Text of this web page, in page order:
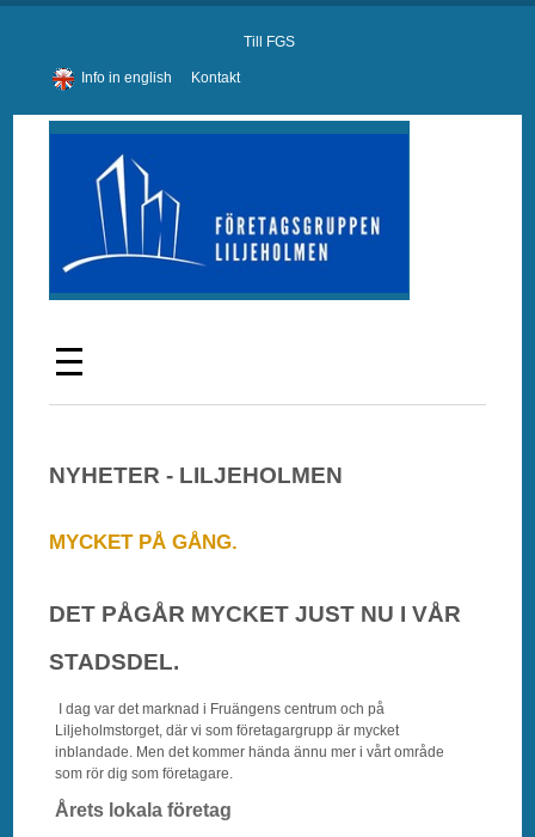
Till FGS
Info in english Kontakt
NYHETER - LILJEHOLMEN
MYCKET PÅ GÅNG.
DET PÅGÅR MYCKET JUST NU I VÅR
STADSDEL.
I dag var det marknad i Fruängens centrum och på
Liljeholmstorget, där vi som företagargrupp är mycket
inblandade. Men det kommer hända ännu mer i vårt område
som rör dig som företagare.
Årets lokala företag